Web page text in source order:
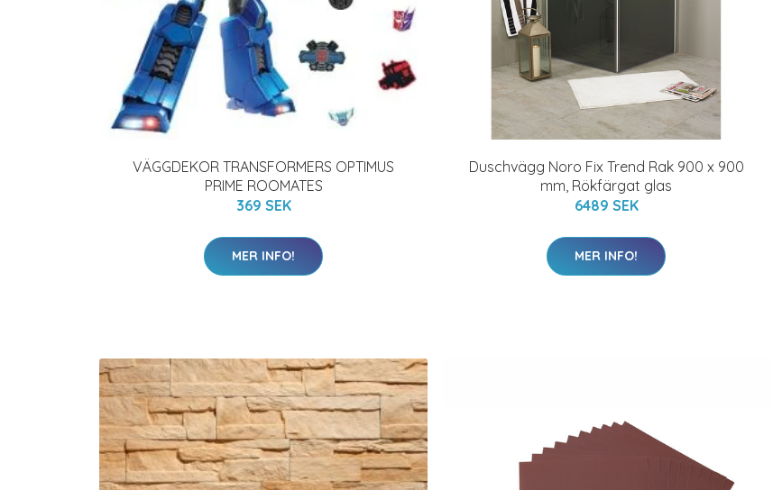
VÄGGDEKOR TRANSFORMERS OPTIMUS
PRIME ROOMATES
369 SEK
MER INFO!
Duschvägg Noro Fix Trend Rak 900 x 900
mm, Rökfärgat glas
6489 SEK
MER INFO!